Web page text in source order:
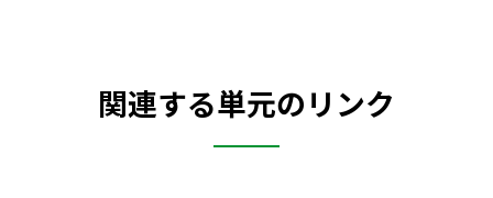
関連する単元のリンク